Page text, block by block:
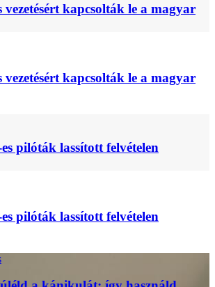
kapcsolták le a magyar
kapcsolták le a magyar
pilóták lassított felvételen
pilóták lassított felvételen